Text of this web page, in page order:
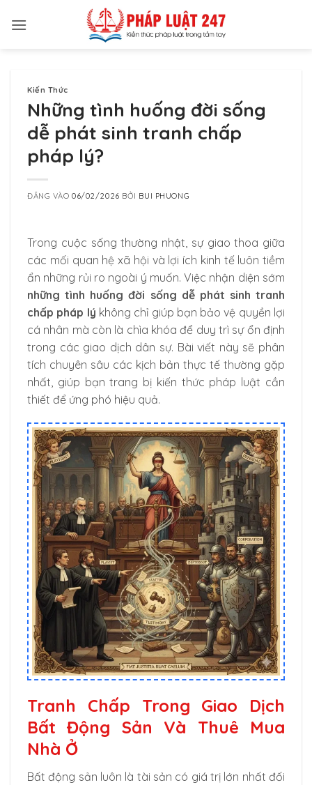
qua
Kiến Thức
Những tình huống đời sống
dễ phát sinh tranh chấp
pháp lý?
ĐĂNG VÀO06/02/2026 BỞI BUI PHUONG
Trong cuộc sống thường nhật, sự giao thoa giữa
các mối quan hệ xã hội và lợi ích kinh tế luôn tiềm
ẩn những rủi ro ngoài ý muốn. Việc nhận diện sớm
những tình huống đời sống dễ phát sinh tranh
chấp pháp lý không chỉ giúp bạn bảo vệ quyền lợi
cá nhân mà còn là chìa khóa để duy trì sự ổn định
trong các giao dịch dân sự. Bài viết này sẽ phân
tích chuyên sâu các kịch bản thực tế thường gặp
nhất, giúp bạn trang bị kiến thức pháp luật cần
thiết để ứng phó hiệu quả.
Tranh Chấp Trong Giao Dịch
Bất Động Sản Và Thuê Mua
Nhà Ở
Bất động sản luôn là tài sản có giá trị lớn nhất đối